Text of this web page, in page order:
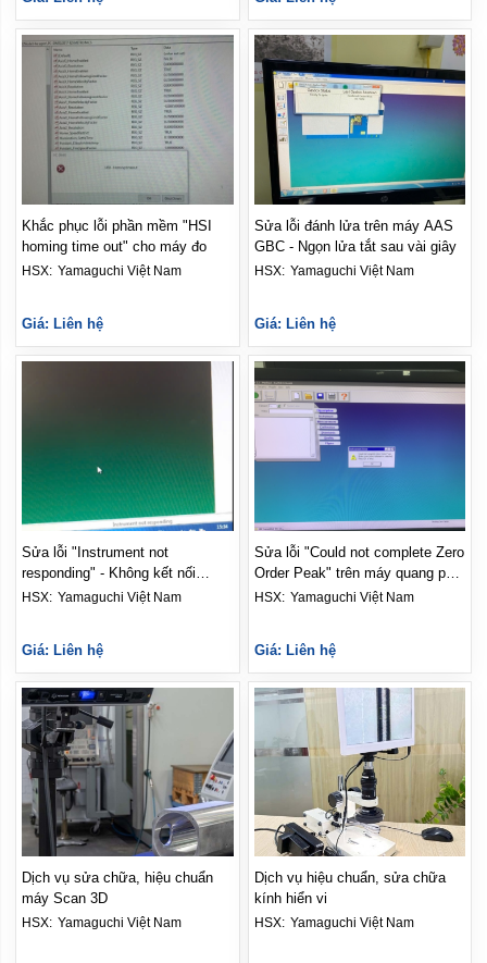
Khắc phục lỗi phần mềm "HSI
homing time out" cho máy đo
Yamaguchi Việt Nam
Giá: Liên hệ
Sửa lỗi đánh lửa trên máy AAS
GBC - Ngọn lửa tắt sau vài giây
HSX: Yamaguchi Việt Nam
Giá: Liên hệ
Sửa lỗi "Instrument not
responding" - Không kết nối
được máy AAS với phần mềm
Yamaguchi Việt Nam
Giá: Liên hệ
Sửa lỗi "Could not complete Zero
Order Peak" trên máy quang phổ
AASHSX: Yamaguchi Việt Nam
Giá: Liên hệ
Dịch vụ sửa chữa, hiệu chuẩn
máy Scan 3D
Yamaguchi Việt Nam
Dịch vụ hiệu chuẩn, sửa chữa
kính hiển vi
HSX: Yamaguchi Việt Nam